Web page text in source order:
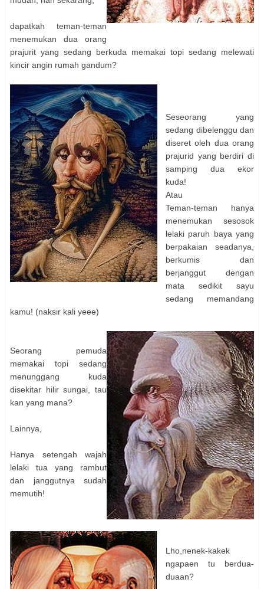
dapatkah teman-teman
menemukan dua orang
prajurit yang sedang berkuda memakai topi sedang melewati
kincir angin rumah gandum?
Seseorang yang
sedang dibelenggu dan
diseret oleh dua orang
prajurid yang berdiri di
samping dua ekor
kuda!
Atau
Teman-teman hanya
menemukan sesosok
lelaki paruh baya yang
berpakaian seadanya,
berkumis dan
berjanggut dengan
mata sedikit sayu
sedang memandang
kamu! (naksir kali yeee)
Seorang pemuda
memakai topi sedang
menunggang kuda
disekitar hilir sungai, tau
kan yang mana?
Lainnya,
Hanya setengah wajah
lelaki tua yang rambut
dan janggutnya sudah
memutih!
Lho,nenek-kakek
ngapaen tu berdua-
duaan?